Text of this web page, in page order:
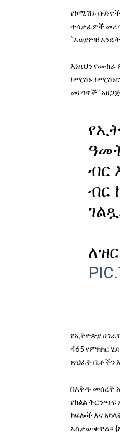
የኮሚሽኑ ቡድኖች
ተሳታፊዎች
“አወያዮቹ
እነዚህን
ኮሚሽኑ
መኮንኖች”
ብር
ብር
የኢትዮጵያ
465 የምክክር
ጽህፈት ቤቶችን
በእቅዱ መሰረት
የክልል ቅርንጫፍ
ክፍሎች እና
አስታውቀዋል።